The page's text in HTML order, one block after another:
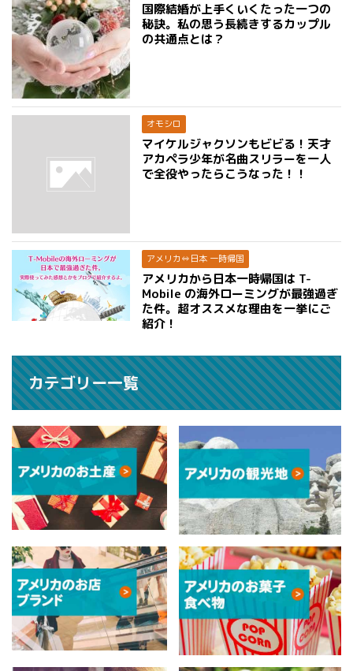
国際結婚が上手くいくたった一つの
秘訣。私の思う長続きするカップル
の共通点とは？
オモシロ
マイケルジャクソンもビビる！天才
アカペラ少年が名曲スリラーを一人
で全役やったらこうなった！！
アメリカ⇔日本 一時帰国
アメリカから日本一時帰国は T-
Mobile の海外ローミングが最強過ぎ
た件。超オススメな理由を一挙にご
紹介！
カテゴリー一覧